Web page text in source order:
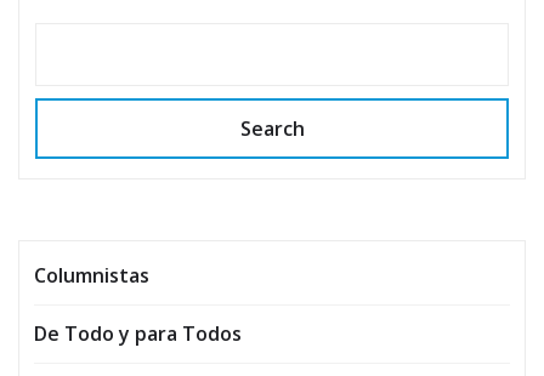
Search
Columnistas
De Todo y para Todos